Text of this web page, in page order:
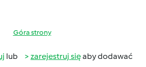
Góra strony
lub zarejestruj sięaby dodawać